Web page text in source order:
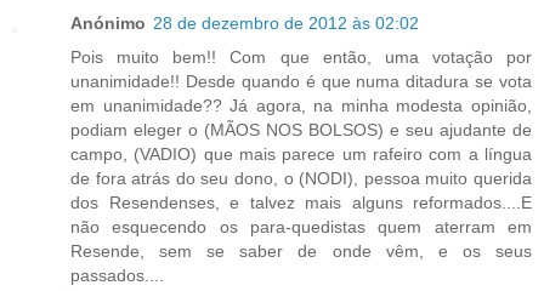
Anónimo 28 de dezembro de 2012 às 02:02
Pois muito bem!! Com que então, uma votação por
unanimidade!! Desde quando é que numa ditadura se vota
em unanimidade?? Já agora, na minha modesta opinião,
podiam eleger o (MÃOS NOS BOLSOS) e seu ajudante de
campo, (VADIO) que mais parece um rafeiro com a língua
de fora atrás do seu dono, o (NODI), pessoa muito querida
dos Resendenses, e talvez mais alguns reformados....E
não esquecendo os para-quedistas quem aterram em
Resende, sem se saber de onde vêm, e os seus
passados....